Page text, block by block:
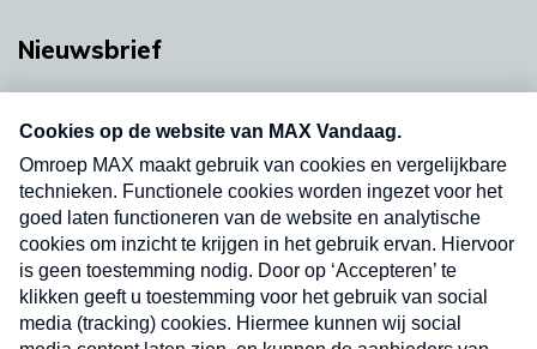
Nieuwsbrief
nieuwsbrief. Elke vrijdag- en dinsdagochtend in
uw mailbox.
Verzend